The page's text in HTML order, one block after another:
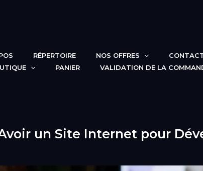
RÉPERTOIRE NOS OFFRES
PANIER VALIDATION DE LA
un Site Internet pour